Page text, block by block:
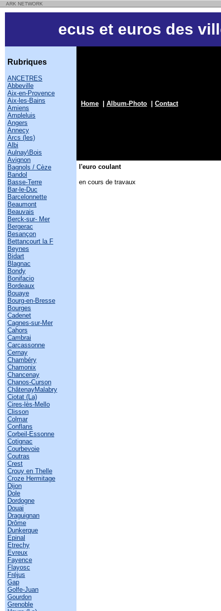
ARK NETWORK
ecus et euros des
Rubriques
ANCETRES
Abbeville
Aix-en-Provence
Aix-les-Bains
Amiens
Ampleluis
Angers
Annecy
Arcs (les)
Albi
Aulnay\Bois
Avignon
Bagnols / Cèze
Bandol
Basse-Terre
Bar-le-Duc
Barcelonnette
Beaumont
Beauvais
Berck-sur- Mer
Bergerac
Besançon
Bettancourt la F
Beynes
Bidart
Blagnac
Bondy
Bonifacio
Bordeaux
Bouaye
Bourg-en-Bresse
Bourges
Cadenet
Cagnes-sur-Mer
Cahors
Cambrai
Carcassonne
Cernay
Chambéry
Chamonix
Chancenay
Chanos-Curson
ChâtenayMalabry
Ciotat (La)
Cires-lès-Mello
Clisson
Colmar
Conflans
Corbeil-Essonne
Cotignac
Courbevoie
Coutras
Crest
Crouy en Thelle
Croze Hermitage
Dijon
Dole
Dordogne
Douai
Draguignan
Drôme
Dunkerque
Epinal
Etrechy
Evreux
Fayence
Flayosc
Fréjus
Gap
Golfe-Juan
Gourdon
Grenoble
Home Album-Photo Contact
l'euro coulant
en cours de travaux